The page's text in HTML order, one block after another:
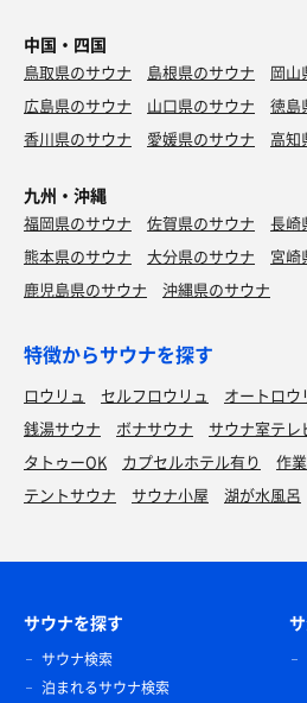
中国・四国
鳥取県のサウナ 島根県のサウナ
岡山
広島県のサウナ
山口県のサウナ
徳島
香川県のサウナ
愛媛県のサウナ 高知
九州・沖縄
福岡県のサウナ 佐賀県のサウナ
長崎
熊本県のサウナ
大分県のサウナ
宮崎
鹿児島県のサウナ
沖縄県のサウナ
特徴からサウナを探す
ロウリュ セルフロウリュ オートロウ
銭湯サウナ
ボナサウナ サウナ室テレ
タトゥーOK
カプセルホテル有り
作
テントサウナ
サウナ小屋 湖が水風呂
サウナを探す
サウナ検索
泊まれるサウナ検索